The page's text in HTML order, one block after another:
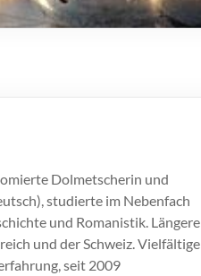
Dolmetscherin und
studierte im Nebenfach
und Romanistik. Längere
und der Schweiz. Vielfältige
seit 2009